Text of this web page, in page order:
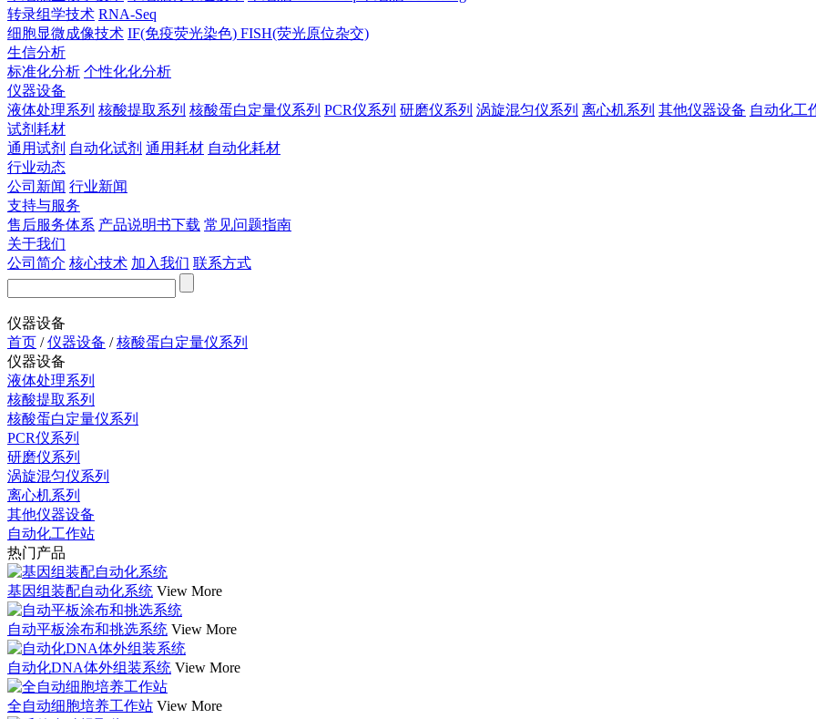
转录组学技术 RNA-Seq
细胞显微成像技术 IF(免疫荧光染色) FISH(荧光原位杂交)
生信分析
标准化分析 个性化化分析
仪器设备
液体处理系列 核酸提取系列 核酸蛋白定量仪系列 PCR仪系列 研磨仪系列 涡旋混匀仪系列 离心机系列 其他仪器设备 自动化工
试剂耗材
通用试剂 自动化试剂 通用耗材 自动化耗材
行业动态
公司新闻 行业新闻
支持与服务
售后服务体系 产品说明书下载 常见问题指南
关于我们
公司简介 核心技术 加入我们 联系方式
仪器设备
首页 /仪器设备 /核酸蛋白定量仪系列
仪器设备
液体处理系列
核酸提取系列
核酸蛋白定量仪系列
PCR仪系列
研磨仪系列
涡旋混匀仪系列
离心机系列
其他仪器设备
自动化工作站
热门产品
基因组装配自动化系统 View More
自动平板涂布和挑选系统 View More
自动化DNA体外组装系统 View More
全自动细胞培养工作站 View More